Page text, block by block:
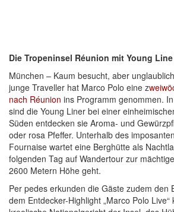
Die Tropeninsel Réunion mit Young
München – Kaum besucht, aber
junge Traveller hat Marco Polo eine z
nach Réunion ins Programm genommen.
sind die Young Liner bei einer
Süden entdecken sie Aroma- und
oder rosa Pfeffer. Unterhalb des
Fournaise wartet eine Berghütte als
folgenden Tag auf Wandertour zur
2600 Metern Höhe geht.
Per pedes erkunden die Gäste zudem den
dem Entdecker-Highlight „Marco Polo